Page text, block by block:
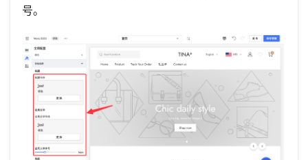
号。